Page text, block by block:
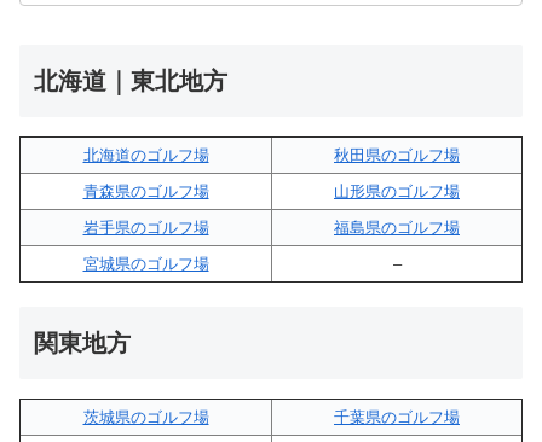
北海道｜東北地方
北海道のゴルフ場
秋田県のゴルフ場
青森県のゴルフ場
山形県のゴルフ場
岩手県のゴルフ場
福島県のゴルフ場
宮城県のゴルフ場
–
関東地方
茨城県のゴルフ場
千葉県のゴルフ場